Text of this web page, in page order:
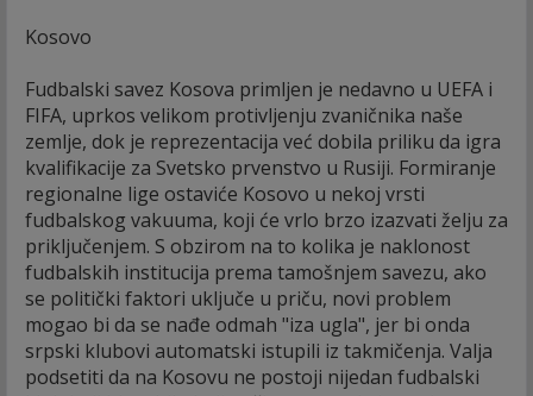
Kosovo
Fudbalski savez Kosova primljen je nedavno u UEFA i
FIFA, uprkos velikom protivljenju zvaničnika naše
zemlje, dok je reprezentacija već dobila priliku da igra
kvalifikacije za Svetsko prvenstvo u Rusiji. Formiranje
regionalne lige ostaviće Kosovo u nekoj vrsti
fudbalskog vakuuma, koji će vrlo brzo izazvati želju za
priključenjem. S obzirom na to kolika je naklonost
fudbalskih institucija prema tamošnjem savezu, ako
se politički faktori uključe u priču, novi problem
mogao bi da se nađe odmah "iza ugla", jer bi onda
srpski klubovi automatski istupili iz takmičenja. Valja
podsetiti da na Kosovu ne postoji nijedan fudbalski